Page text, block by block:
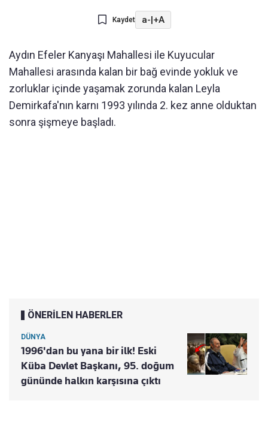
Kaydet a-|+A
Aydın Efeler Kanyaşı Mahallesi ile Kuyucular
Mahallesi arasında kalan bir bağ evinde yokluk ve
zorluklar içinde yaşamak zorunda kalan Leyla
Demirkafa'nın karnı 1993 yılında 2. kez anne olduktan
sonra şişmeye başladı.
ÖNERİLEN HABERLER
DÜNYA
1996'dan bu yana bir ilk! Eski
Küba Devlet Başkanı, 95. doğum
gününde halkın karşısına çıktı